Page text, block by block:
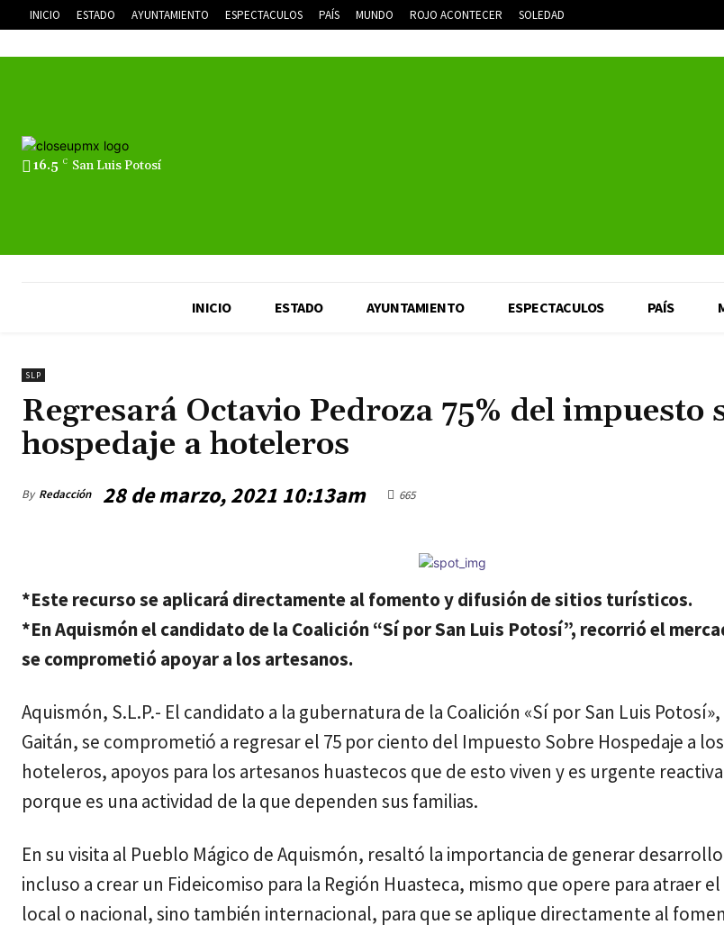
INICIO ESTADO AYUNTAMIENTO ESPECTACULOS PAÍS MUNDO ROJO ACONTECER SOLEDAD
16.5 C San Luis Potosí
INICIO ESTADO AYUNTAMIENTO ESPECTACULOS PAÍS
SLP
Regresará Octavio Pedroza 75% del impuesto
hospedaje a hoteleros
By Redacción 28 de marzo, 2021 10:13am 665
*Este recurso se aplicará directamente al fomento y difusión de sitios turísticos.
*En Aquismón el candidato de la Coalición “Sí por San Luis Potosí”, recorrió el
se comprometió apoyar a los artesanos.
Aquismón, S.L.P.- El candidato a la gubernatura de la Coalición «Sí por San Luis
Gaitán, se comprometió a regresar el 75 por ciento del Impuesto Sobre Hospedaje a
hoteleros, apoyos para los artesanos huastecos que de esto viven y es urgente
porque es una actividad de la que dependen sus familias.
En su visita al Pueblo Mágico de Aquismón, resaltó la importancia de generar
incluso a crear un Fideicomiso para la Región Huasteca, mismo que opere para atraer
local o nacional, sino también internacional, para que se aplique directamente al